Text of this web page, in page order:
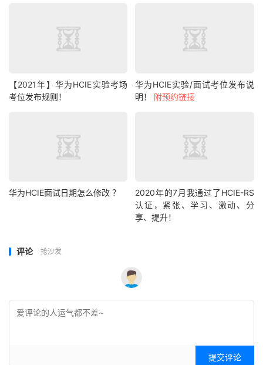
【2021年】华为HCIE实验考场
考位发布规则！
华为HCIE实验/面试考位发布说
明！ 附预约链接
华为HCIE面试日期怎么修改 ？
2020年的7月我通过了HCIE-RS
认证，紧张、学习、激动、分
享、提升！
评论 抢沙发
提交评论